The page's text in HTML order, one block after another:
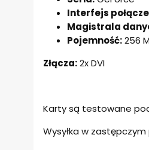
Interfejs
Magistrala
Pojemność:256
Złącza:2x DVI
Karty są testowane
Wysyłka w zastępczym